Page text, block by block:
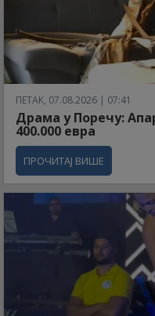
ПЕТАК, 07.08.2026 | 07:41
Драма у Поречу:
400.000 евра
ПРОЧИТАЈ ВИШЕ